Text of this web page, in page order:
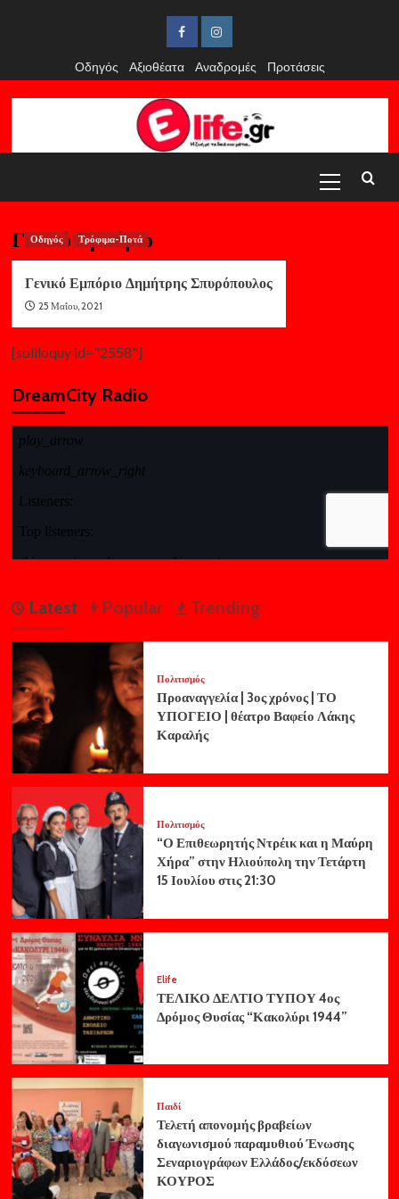
FacebookInstagram
Οδηγός
Αξιοθέατα Αναδρομές Προτάσεις
Menu
Γενικό Εμπόριο
Οδηγός Τρόφιμα-Ποτά
Γενικό Εμπόριο Δημήτρης Σπυρόπουλος
25 Μαΐου, 2021
[soliloquy id="2558"]
DreamCity Radio
Latest Popular Trending
Πολιτισμός
Προαναγγελία | 3ος χρόνος | ΤΟ
ΥΠΟΓΕΙΟ | θέατρο Βαφείο Λάκης
Καραλής
Πολιτισμός
“Ο Επιθεωρητής Ντρέικ και η Μαύρη
Χήρα” στην Ηλιούπολη την Τετάρτη
15 Ιουλίου στις 21:30
Elife
ΤΕΛΙΚΟ ΔΕΛΤΙΟ ΤΥΠΟΥ 4ος
Δρόμος Θυσίας “Κακολύρι 1944”
Παιδί
Τελετή απονομής βραβείων
διαγωνισμού παραμυθιού Ένωσης
Σεναριογράφων Ελλάδος/εκδόσεων
ΚΟΥΡΟΣ